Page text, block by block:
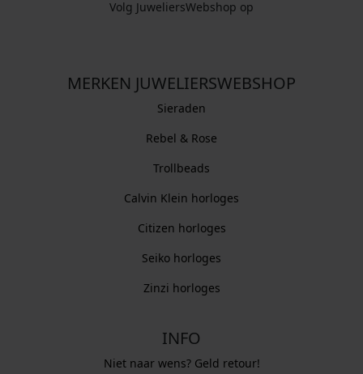
Volg JuweliersWebshop op
MERKEN JUWELIERSWEBSHOP
Sieraden
Rebel & Rose
Trollbeads
Calvin Klein horloges
Citizen horloges
Seiko horloges
Zinzi horloges
INFO
Niet naar wens? Geld retour!